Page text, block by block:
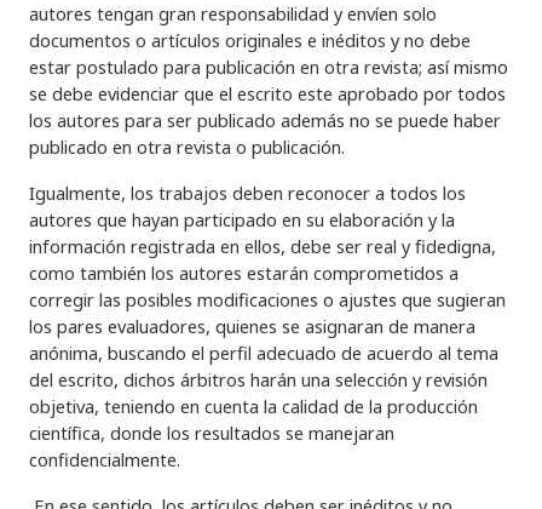
autores tengan gran responsabilidad y envíen solo
documentos o artículos originales e inéditos y no debe
estar postulado para publicación en otra revista; así mismo
se debe evidenciar que el escrito este aprobado por todos
los autores para ser publicado además no se puede haber
publicado en otra revista o publicación.
Igualmente, los trabajos deben reconocer a todos los
autores que hayan participado en su elaboración y la
información registrada en ellos, debe ser real y fidedigna,
como también los autores estarán comprometidos a
corregir las posibles modificaciones o ajustes que sugieran
los pares evaluadores, quienes se asignaran de manera
anónima, buscando el perfil adecuado de acuerdo al tema
del escrito, dichos árbitros harán una selección y revisión
objetiva, teniendo en cuenta la calidad de la producción
científica, donde los resultados se manejaran
confidencialmente.